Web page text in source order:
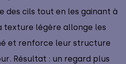
des cils tout en les gainant à
texture légère allonge les
et renforce leur structure
Résultat : un regard plus